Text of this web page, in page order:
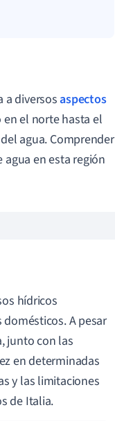
a diversosaspectos
el norte hasta el
agua. Comprender
agua en esta región
hídricos
A pesar
junto con las
en determinadas
y las limitaciones
de Italia.